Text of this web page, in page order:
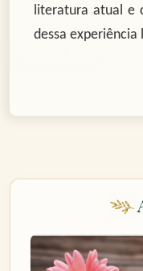
literatura atual e
dessa